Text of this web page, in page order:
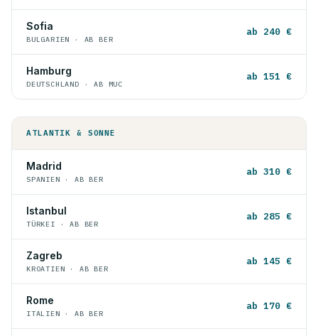
Sofia
BULGARIEN · AB BER
ab 240 €
Hamburg
DEUTSCHLAND · AB MUC
ab 151 €
ATLANTIK & SONNE
Madrid
SPANIEN · AB BER
ab 310 €
Istanbul
TÜRKEI · AB BER
ab 285 €
Zagreb
KROATIEN · AB BER
ab 145 €
Rome
ITALIEN · AB BER
ab 170 €